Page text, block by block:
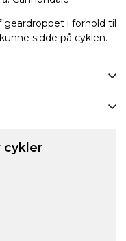
i forhold til
sidde på cyklen.
cykler